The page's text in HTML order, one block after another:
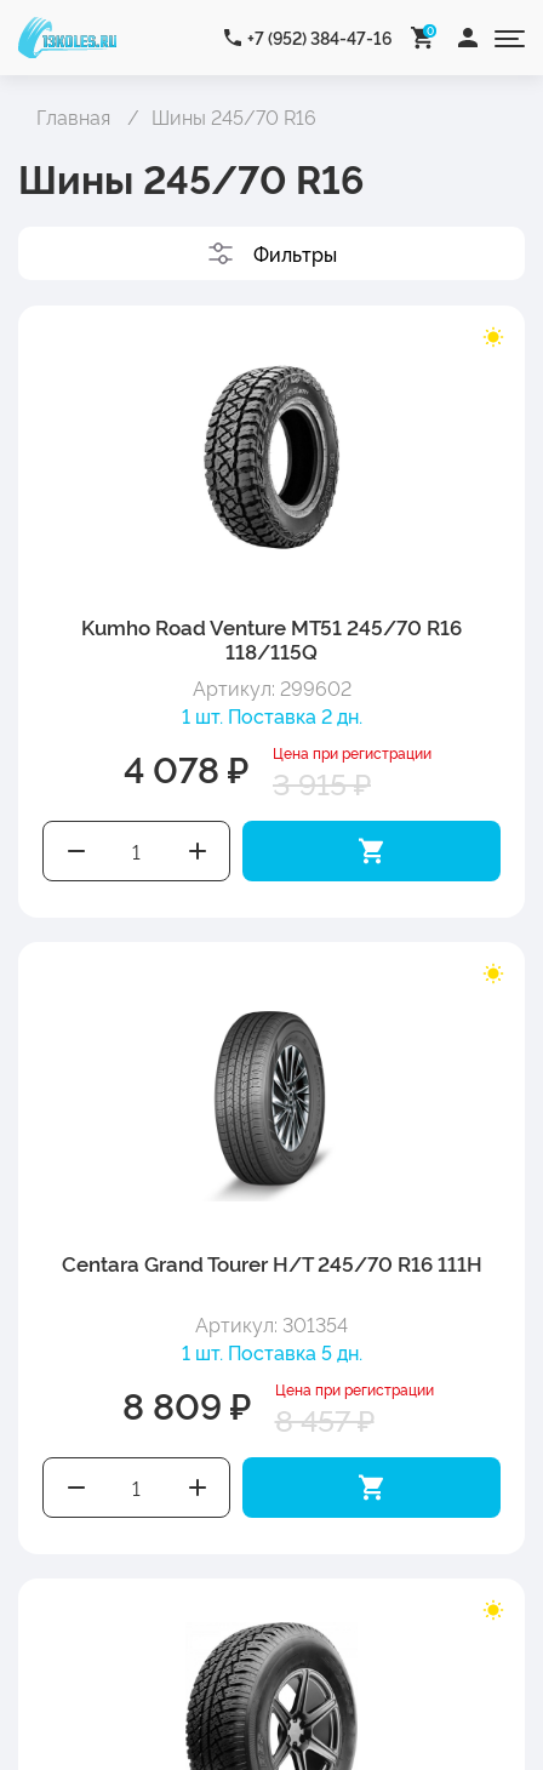
+7 (952) 384-47-16 0
Главная Шины 245/70 R16
Шины 245/70 R16
Фильтры
Kumho Road Venture MT51 245/70 R16
118/115Q
Артикул: 299602
1 шт. Поставка 2 дн.
4 078 ₽ Цена при регистрации
3 915 ₽
Centara Grand Tourer H/T 245/70 R16 111H
Артикул: 301354
1 шт. Поставка 5 дн.
8 809 ₽ Цена при регистрации
8 457 ₽